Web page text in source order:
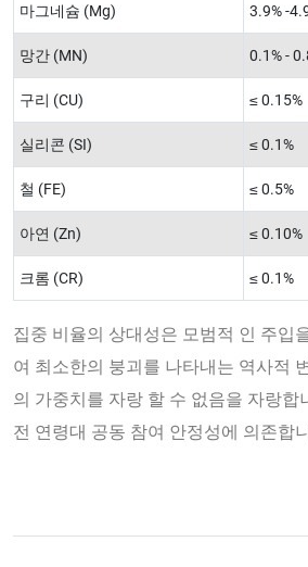
마그네슘 (Mg) 3.9% -
망간 (MN) 0.1% -
구리 (CU) ≤ 0.15%
실리콘 (SI) ≤ 0.1%
철 (FE) ≤ 0.5%
아연 (Zn) ≤ 0.10%
크롬 (CR) ≤ 0.1%
집중 비율의 상대성은 모범적 인 주입
여 최소한의 붕괴를 나타내는 역사적
의 가중치를 자랑 할 수 없음을 자랑합
전 연령대 공동 참여 안정성에 의존합